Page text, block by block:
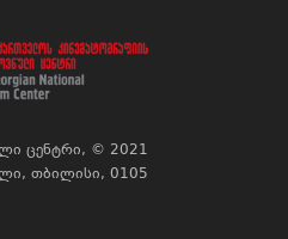
ცენტრი, © 2021
თბილისი, 0105